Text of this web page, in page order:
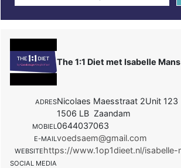
The 1:1 Diet met Isabelle Mans
ADRESNicolaes Maesstraat 2Unit 123
1506 LB Zaandam
MOBIEL0644037063
E-MAILvoedsaem@gmail.com
WEBSITE
SOCIAL MEDIA